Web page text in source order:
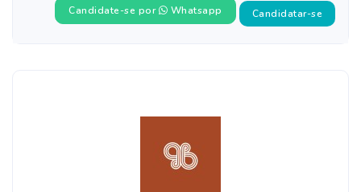
Candidate-se por Whatsapp Candidatar-se